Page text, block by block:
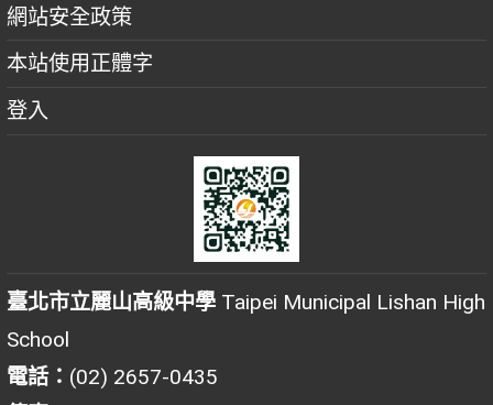
網站安全政策
本站使用正體字
登入
臺北市立麗山高級中學 Taipei Municipal Lishan High
School
電話： (02) 2657-0435